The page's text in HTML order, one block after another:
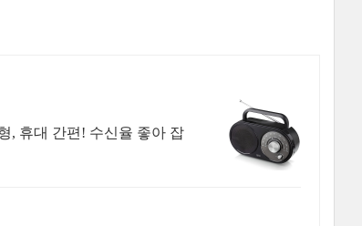
, 휴대 간편! 수신율 좋아 잡